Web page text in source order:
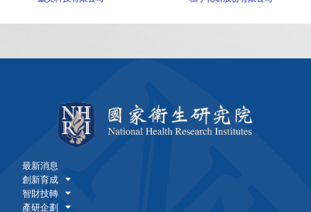
最新消息
創新育成
智財技轉
產研企劃